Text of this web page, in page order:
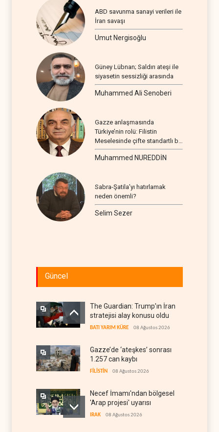
ABD savunma sanayi verileri ile
İran savaşı
Umut Nergisoğlu
Güney Lübnan; Saldırı ateşi ile
siyasetin sessizliği arasında
Muhammed Ali Senoberi
Gazze anlaşmasında
Türkiye’nin rolü: Filistin
Meselesinde çifte standartlı bir
seyir
Muhammed NUREDDİN
Sabra-Şatila’yı hatırlamak
neden önemli?
Selim Sezer
Güncel
The Guardian: Trump’ın İran
stratejisi alay konusu oldu
BATI YARIM KÜRE 08 Ağustos 2026
Gazze’de ‘ateşkes’ sonrası
1.257 can kaybı
FİLİSTİN 08 Ağustos 2026
Necef İmamı'ndan bölgesel
'Arap projesi' uyarısı
IRAK 08 Ağustos 2026